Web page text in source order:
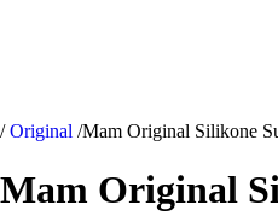
/ Original /Mam Original Silikone
Mam Original